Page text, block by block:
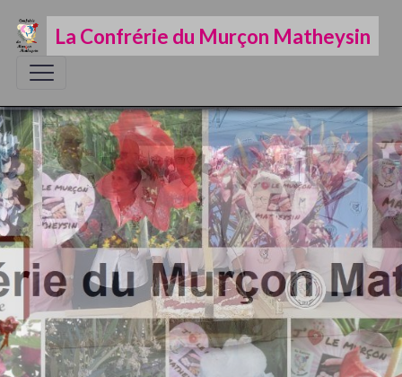
La Confrérie du Murçon Matheysin